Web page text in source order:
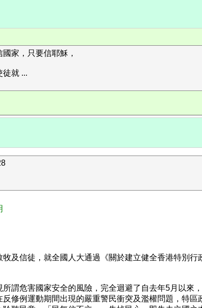
家，只要信耶穌，
徒就 ...
及信徒，就全國人大通過《關於建立健全香港特別
謂危害國家安全的風險，完全迴避了自去年5月以
修例運動期間出現的嚴重警民衝突及濫權問題，特